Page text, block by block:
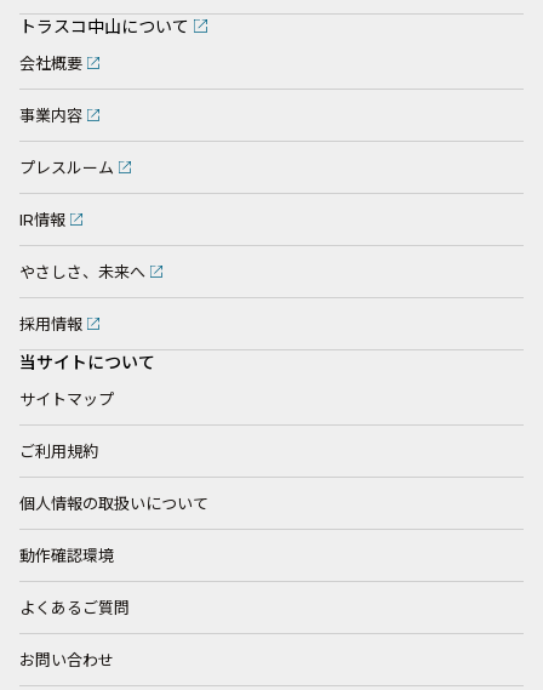
トラスコ中山について
会社概要
事業内容
プレスルーム
IR情報
やさしさ、未来へ
採用情報
当サイトについて
サイトマップ
ご利用規約
個人情報の取扱いについて
動作確認環境
よくあるご質問
お問い合わせ